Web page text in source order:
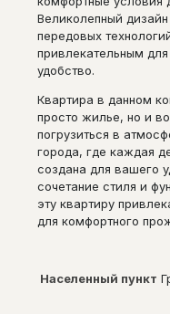
Великолепный
передовых
привлекательным для
удобство.
Квартира в данном
просто жилье, но и
погрузиться в
города, где каждая
создана для вашего
сочетание стиля и
эту квартиру
для комфортного
Населенный пункт